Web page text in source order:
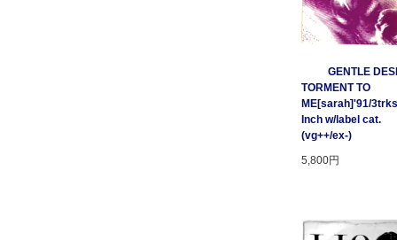
GENTLE
TORMENT TO
ME[sarah]'91/
Inch w/label cat.
(vg++/ex-)
5,800円